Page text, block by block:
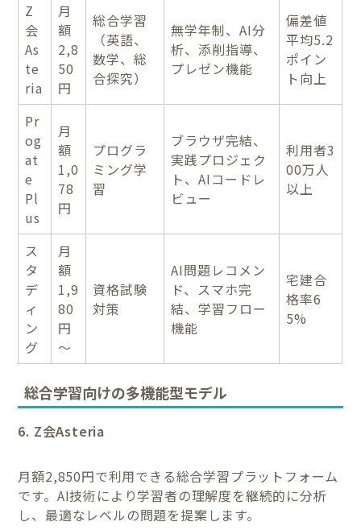
Z
会
As
te
ria
月
額
2,8
50
円
総合学習
（英語、
数学、総
合探究）
無学年制、AI分
析、添削指導、
プレゼン機能
偏差値
平均5.2
ポイン
ト向上
Pr
og
at
e
Pl
us
月
額
1,0
78
円
プログラ
ミング学
習
ブラウザ完結、
実践プロジェク
ト、AIコードレ
ビュー
利用者3
00万人
以上
ス
タ
デ
ィ
ン
グ
月
額
1,9
80
円
～
資格試験
対策
AI問題レコメン
ド、スマホ完
結、学習フロー
機能
宅建合
格率6
5%
総合学習向けの多機能型モデル
6. Z会Asteria
月額2,850円で利用できる総合学習プラットフォーム
です。AI技術により学習者の理解度を継続的に分析
し、最適なレベルの問題を提案します。